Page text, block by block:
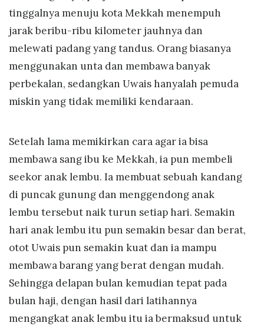
tinggalnya menuju kota Mekkah menempuh
jarak beribu-ribu kilometer jauhnya dan
melewati padang yang tandus. Orang biasanya
menggunakan unta dan membawa banyak
perbekalan, sedangkan Uwais hanyalah pemuda
miskin yang tidak memiliki kendaraan.
Setelah lama memikirkan cara agar ia bisa
membawa sang ibu ke Mekkah, ia pun membeli
seekor anak lembu. Ia membuat sebuah kandang
di puncak gunung dan menggendong anak
lembu tersebut naik turun setiap hari. Semakin
hari anak lembu itu pun semakin besar dan berat,
otot Uwais pun semakin kuat dan ia mampu
membawa barang yang berat dengan mudah.
Sehingga delapan bulan kemudian tepat pada
bulan haji, dengan hasil dari latihannya
mengangkat anak lembu itu ia bermaksud untuk